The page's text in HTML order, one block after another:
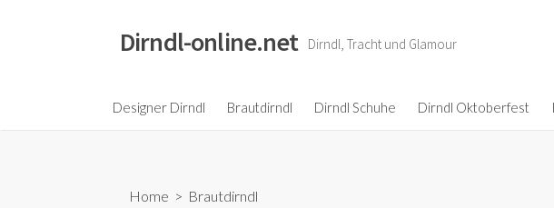
o
Dirndl-online.net Dirndl, Tracht und Glamour
Designer Dirndl Brautdirndl Dirndl Schuhe Dirndl Oktoberfest
Home > Brautdirndl